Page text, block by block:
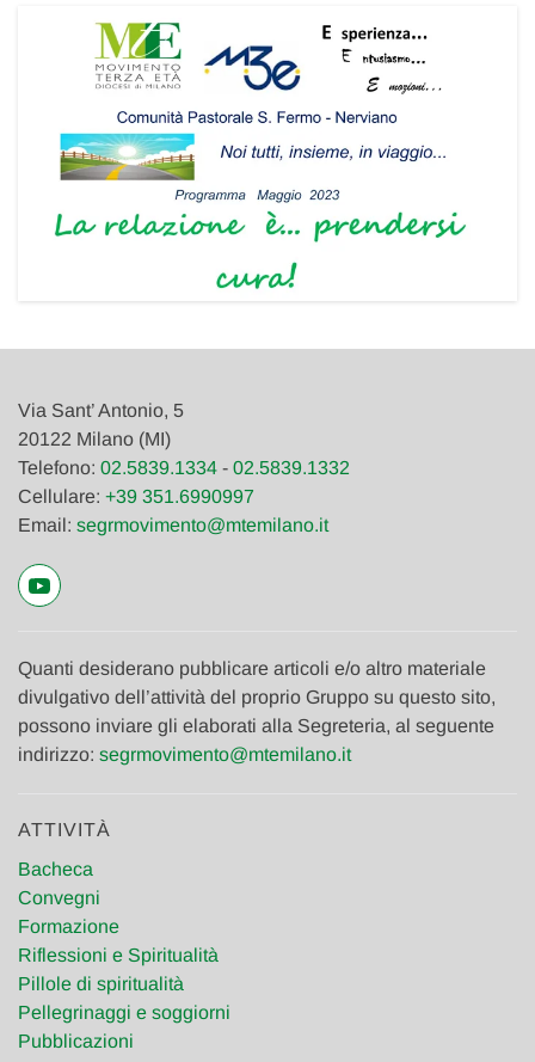
Via Sant’ Antonio, 5
20122 Milano (MI)
Telefono: 02.5839.1334 - 02.5839.1332
Cellulare: +39 351.6990997
Email: segrmovimento@mtemilano.it
Quanti desiderano pubblicare articoli e/o altro materiale
divulgativo dell’attività del proprio Gruppo su questo sito,
possono inviare gli elaborati alla Segreteria, al seguente
indirizzo: segrmovimento@mtemilano.it
ATTIVITÀ
Bacheca
Convegni
Formazione
Riflessioni e Spiritualità
Pillole di spiritualità
Pellegrinaggi e soggiorni
Pubblicazioni